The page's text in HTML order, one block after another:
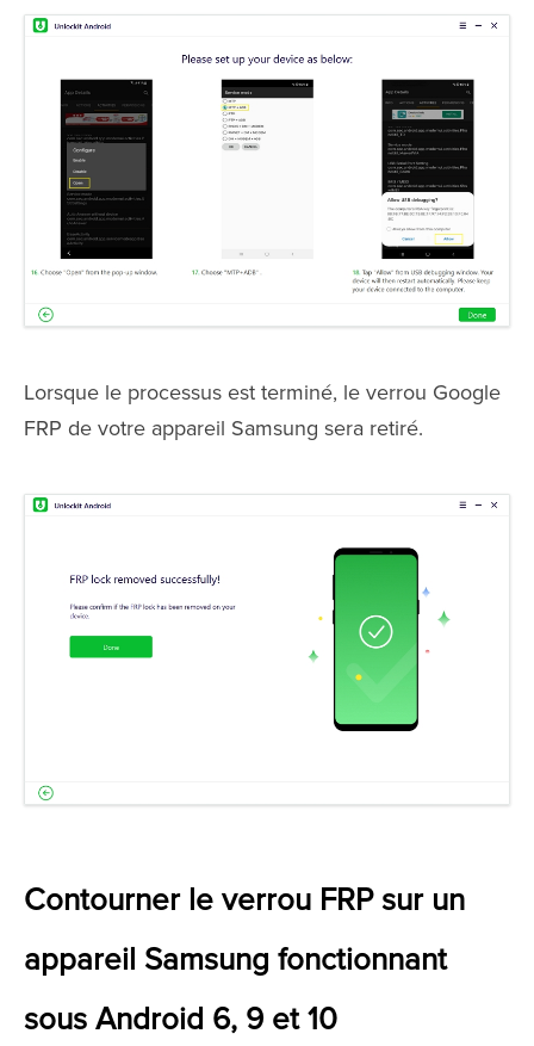
Lorsque le processus est terminé, le verrou Google
FRP de votre appareil Samsung sera retiré.
Contourner le verrou FRP sur un
appareil Samsung fonctionnant
sous Android 6, 9 et 10